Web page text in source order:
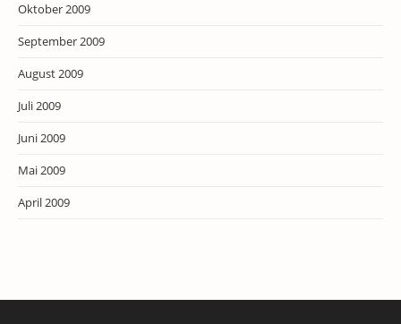
Oktober 2009
September 2009
August 2009
Juli 2009
Juni 2009
Mai 2009
April 2009